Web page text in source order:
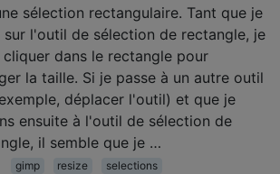
sélection rectangulaire. Tant que je
sur l'outil de sélection de rectangle, je
cliquer dans le rectangle pour
la taille. Si je passe à un autre outil
déplacer l'outil) et que je
ensuite à l'outil de sélection de
il semble que je …
gimp resize selections